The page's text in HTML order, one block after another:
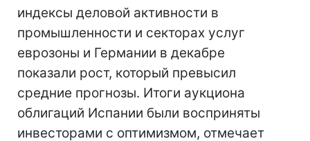
индексы деловой активности в
промышленности и секторах услуг
еврозоны и Германии в декабре
показали рост, который превысил
средние прогнозы. Итоги аукциона
облигаций Испании были восприняты
инвесторами с оптимизмом, отмечает